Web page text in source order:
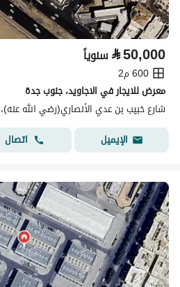
⃁50,000 سنوياً
600 م2
معرض للايجار في الاجاويد، جنوب جدة
شارع خبيب بن عدي الأنصاري(رضي الله
الإيميل
اتصال